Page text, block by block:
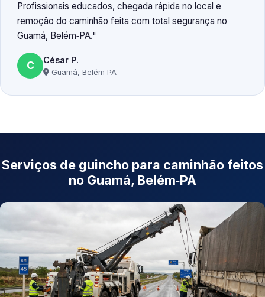
Profissionais educados, chegada rápida no local e
remoção do caminhão feita com total segurança no
Guamá, Belém‑PA.
C César P.
Guamá, Belém‑PA
Serviços de guincho para caminhão feitos
no Guamá, Belém‑PA